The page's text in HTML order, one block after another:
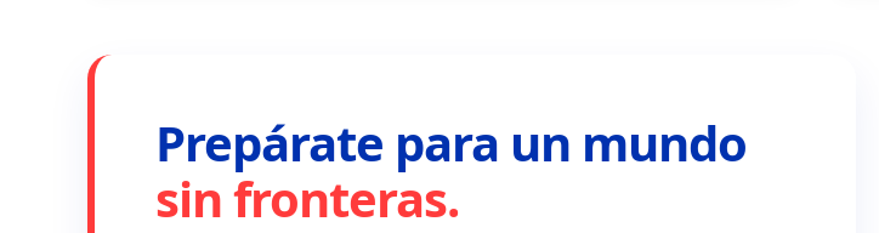
Prepárate para un mundo
sin fronteras.